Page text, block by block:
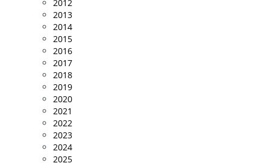
2012
2013
2014
2015
2016
2017
2018
2019
2020
2021
2022
2023
2024
2025